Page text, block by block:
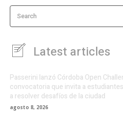
Search
Latest articles
Passerini lanzó Córdoba Open
convocatoria que invita a
a resolver desafíos de la ciudad
agosto 8, 2026